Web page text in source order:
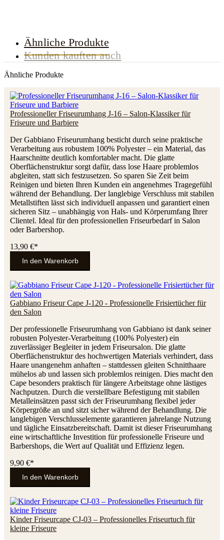
Ähnliche Produkte
Kunden kauften auch
Ähnliche Produkte
Professioneller Friseurumhang J-16 – Salon-Klassiker für
Friseure und Barbiere
Der Gabbiano Friseurumhang besticht durch seine praktische
Verarbeitung aus robustem 100% Polyester – ein Material, das
Haarschnitte deutlich komfortabler macht. Die glatte
Oberflächenstruktur sorgt dafür, dass lose Haare problemlos
abgleiten, statt sich festzusetzen. So sparen Sie Zeit beim
Reinigen und bieten Ihren Kunden ein angenehmes Tragegefühl
während der Behandlung. Der langlebige Verschluss mit stabilen
Metallstiften lässt sich individuell anpassen und garantiert einen
sicheren Sitz – unabhängig von Hals- und Körperumfang Ihrer
Clientel. Ideal für den professionellen Friseurbedarf in Salon
oder Barbershop.
13,90 €*
In den Warenkorb
Gabbiano Friseur Cape J-120 - Professionelle Frisiertücher für
den Salon
Der professionelle Friseurumhang von Gabbiano ist dank seiner
robusten Polyester-Verarbeitung (100% Polyester) ein
zuverlässiger Begleiter in jedem Friseursalon. Die glatte
Oberflächenstruktur des hochwertigen Materials verhindert, dass
Haare unangenehm anhaften – stattdessen gleiten Schnitthaare
mühelos ab und lassen sich problemlos reinigen. Dies macht den
Cape besonders praktisch für längere Arbeitstage ohne lästiges
Nachputzen. Durch die verstellbare Befestigung mit stabilen
Metalleinsätzen passt sich der Friseurumhang flexibel jeder
Körpergröße an und sitzt sicher während der Behandlung. Die
langlebigen Verschlusselemente garantieren jahrelange Nutzung
und tägliche Einsatzbereitschaft. Damit ist dieser Friseurumhang
eine wirtschaftliche Investition für professionelle Friseure und
Barbershops, die Wert auf Qualität und Effizienz legen.
9,90 €*
In den Warenkorb
Kinder Friseurcape CJ-03 – Professionelles Friseurtuch für
kleine Friseure